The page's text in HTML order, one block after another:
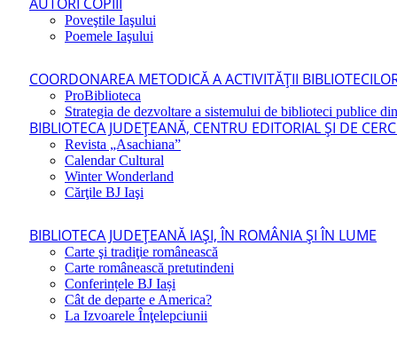
Poveştile Iaşului
Poemele Iaşului
COORDONAREA METODICĂ A ACTIVITĂŢII
ProBiblioteca
Strategia de dezvoltare a sistemului de biblioteci publice
BIBLIOTECA JUDEŢEANĂ, CENTRU EDITORIAL ŞI DE
Revista „Asachiana”
Calendar Cultural
Winter Wonderland
Cărţile BJ Iaşi
BIBLIOTECA JUDEŢEANĂ IAŞI, ÎN ROMÂNIA ŞI ÎN LUME
Carte şi tradiţie românească
Carte românească pretutindeni
Conferințele BJ Iași
Cât de departe e America?
La Izvoarele Înţelepciunii